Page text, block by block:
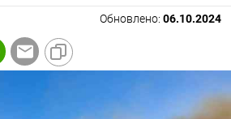
Обновлено: 06.10.2024